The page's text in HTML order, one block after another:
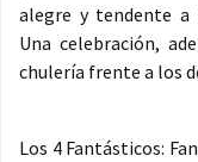
alegre y tendente a
Una celebración,
chulería frente a los
Los 4 Fantásticos: